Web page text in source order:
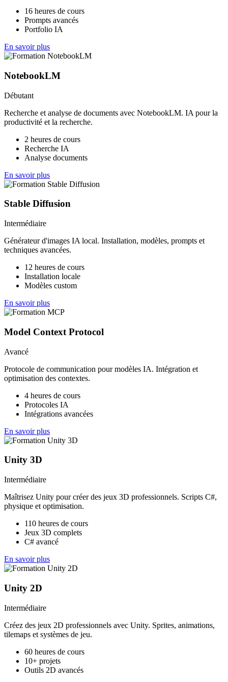
16 heures de cours
Prompts avancés
Portfolio IA
En savoir plus
NotebookLM
Débutant
Recherche et analyse de documents avec NotebookLM. IA pour la
productivité et la recherche.
2 heures de cours
Recherche IA
Analyse documents
En savoir plus
Stable Diffusion
Intermédiaire
Générateur d'images IA local. Installation, modèles, prompts et
techniques avancées.
12 heures de cours
Installation locale
Modèles custom
En savoir plus
Model Context Protocol
Avancé
Protocole de communication pour modèles IA. Intégration et
optimisation des contextes.
4 heures de cours
Protocoles IA
Intégrations avancées
En savoir plus
Unity 3D
Intermédiaire
Maîtrisez Unity pour créer des jeux 3D professionnels. Scripts C#,
physique et optimisation.
110 heures de cours
Jeux 3D complets
C# avancé
En savoir plus
Unity 2D
Intermédiaire
Créez des jeux 2D professionnels avec Unity. Sprites, animations,
tilemaps et systèmes de jeu.
60 heures de cours
10+ projets
Outils 2D avancés